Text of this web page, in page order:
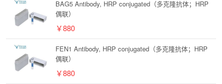
BAG5 Antibody, HRP conjugated（多克隆抗体；HRP
偶联）
￥880
FEN1 Antibody, HRP conjugated（多克隆抗体；HRP
偶联）
￥880